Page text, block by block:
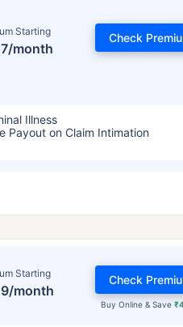
Starting
month
Check
Illness
Payout on Claim Intimation
Starting
month
Buy Online & Save
Check